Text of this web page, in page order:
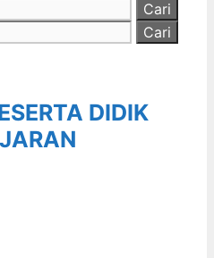
DIDIK